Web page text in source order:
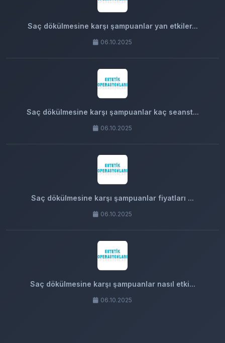
Saç dökülmesine karşı şampuanlar yan etkiler...
06.10.2025
Saç dökülmesine karşı şampuanlar kaç seanst...
06.10.2025
Saç dökülmesine karşı şampuanlar fiyatları ...
06.10.2025
Saç dökülmesine karşı şampuanlar nasıl etki...
06.10.2025